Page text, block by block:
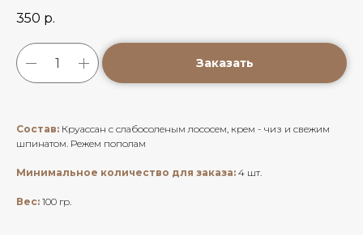
350 р.
Заказать
Состав: Круассан с слабосоленым лососем, крем - чиз и свежим
шпинатом. Режем пополам
Минимальное количество для заказа: 4 шт.
Вес: 100 гр.